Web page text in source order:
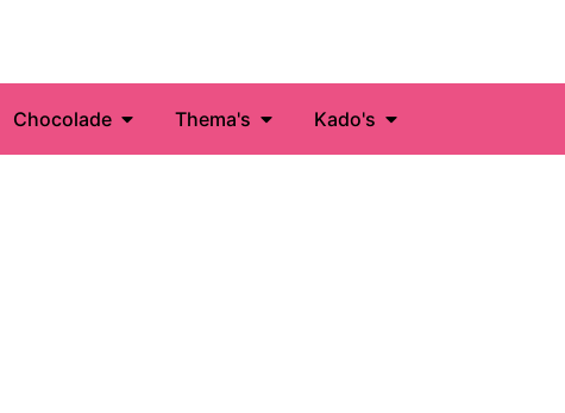
Chocolade Thema's Kado's